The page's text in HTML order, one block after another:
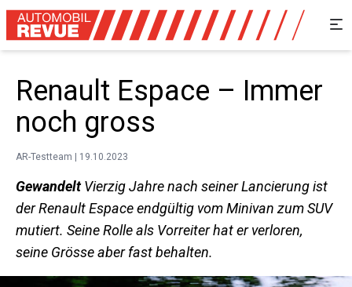
Renault Espace – Immer
noch gross
AR-Testteam | 19.10.2023
GewandeltVierzig Jahre nach seiner Lancierung ist
der ­Renault Espace endgültig vom Minivan zum SUV
mutiert. Seine Rolle als Vorreiter hat er verloren,
seine Grösse aber fast behalten.